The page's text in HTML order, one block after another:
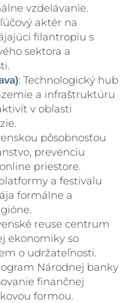
vzdelávanie.
aktér na
filantropiu s
sektora a
: Technologický hub
a infraštruktúru
v oblasti
pôsobnosťou
prevenciu
priestore.
a festivalu
formálne a
reuse centrum
ekonomiky so
o udržateľnosti.
Národnej banky
finančnej
formou.